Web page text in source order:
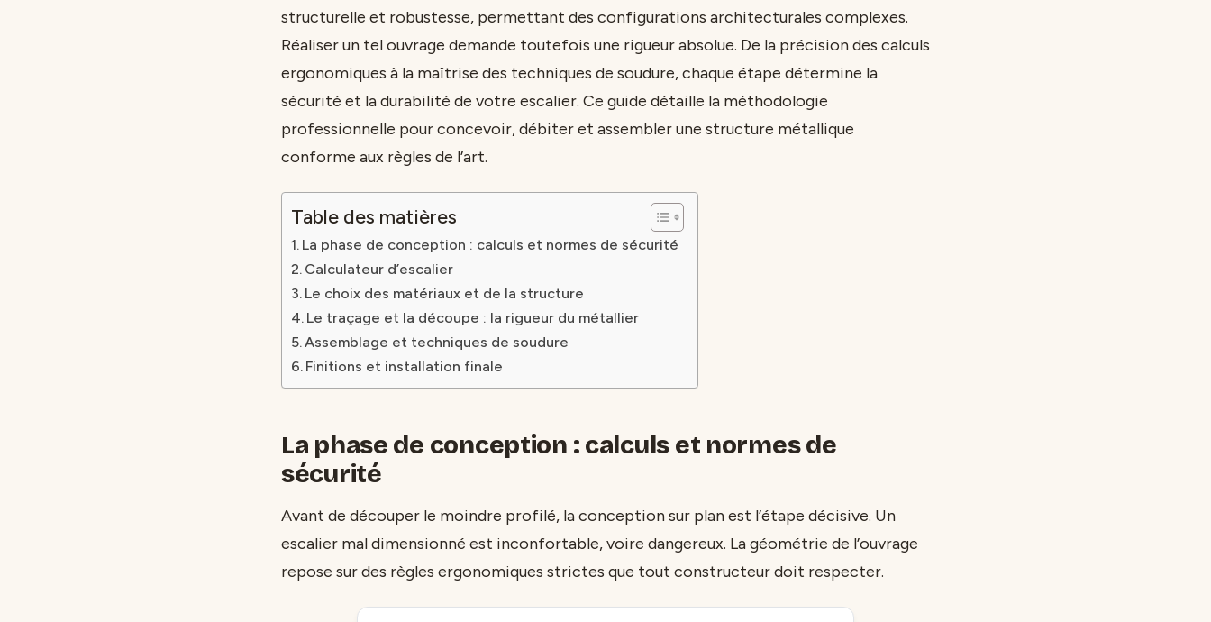
structurelle et robustesse, permettant des configurations architecturales complexes.
Réaliser un tel ouvrage demande toutefois une rigueur absolue. De la précision des calculs
ergonomiques à la maîtrise des techniques de soudure, chaque étape détermine la
sécurité et la durabilité de votre escalier. Ce guide détaille la méthodologie
professionnelle pour concevoir, débiter et assembler une structure métallique
conforme aux règles de l’art.
Table des matières
La phase de conception : calculs et normes de sécurité
Calculateur d’escalier
Le choix des matériaux et de la structure
Le traçage et la découpe : la rigueur du métallier
Assemblage et techniques de soudure
Finitions et installation finale
La phase de conception : calculs et normes de
sécurité
Avant de découper le moindre profilé, la conception sur plan est l’étape décisive. Un
escalier mal dimensionné est inconfortable, voire dangereux. La géométrie de l’ouvrage
repose sur des règles ergonomiques strictes que tout constructeur doit respecter.